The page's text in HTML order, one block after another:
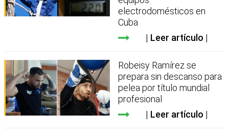
electrodomésticos en
Cuba
Leer artículo
Robeisy Ramírez se
prepara sin descanso para
pelea por título mundial
profesional
Leer artículo